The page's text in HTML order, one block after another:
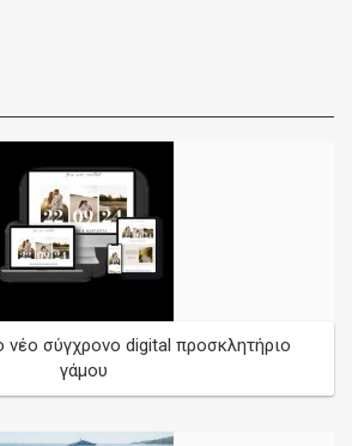
νέο σύγχρονο digital προσκλητήριο
γάμου